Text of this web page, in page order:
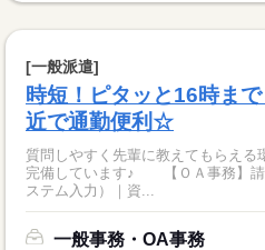
[一般派遣]
時短！ピタッと16時ま
近で通勤便利☆
質問しやすく先輩に教えてもらえる
完備しています♪ 【ＯＡ事務】請
ステム入力）｜資...
一般事務・OA事務